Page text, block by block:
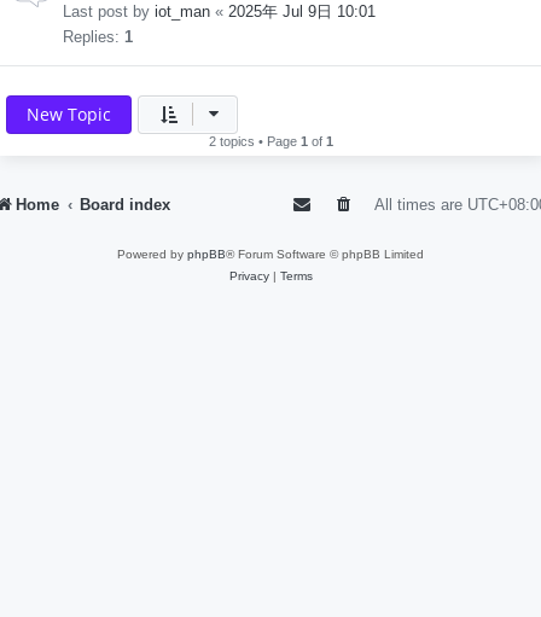
Last post by iot_man « 2025年 Jul 9日 10:01
Replies: 1
New Topic
2 topics • Page 1 of 1
Home Board index All times are
Powered by phpBB® Forum Software © phpBB Limited
Privacy| Terms